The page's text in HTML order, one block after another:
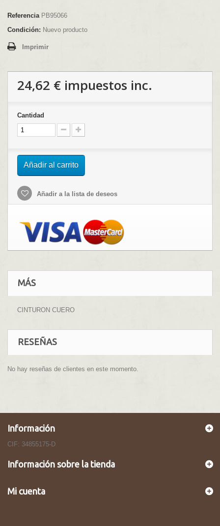
Referencia PB95066
Condición: Nuevo producto
Imprimir
24,62 € impuestos inc.
Cantidad
Añadir al carrito
Añadir a la lista de deseos
MÁS
CINTURON CUERO
RESEÑAS
No hay reseñas de clientes en este momento.
Información
CIF: 34855175-D
Información sobre la tienda
Mi cuenta